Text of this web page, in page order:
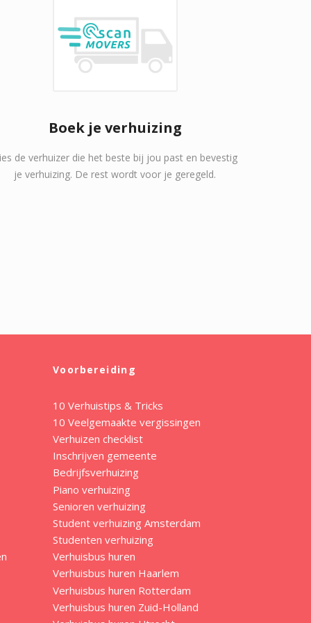
Boek je verhuizing
de verhuizer die het beste bij jou past en bevestig
je verhuizing. De rest wordt voor je geregeld.
Voorbereiding
10 Verhuistips & Tricks
10 Veelgemaakte vergissingen
Verhuizen checklist
Inschrijven gemeente
Bedrijfsverhuizing
Piano verhuizing
Senioren verhuizing
Student verhuizing Amsterdam
Studenten verhuizing
Verhuisbus huren
Verhuisbus huren Haarlem
Verhuisbus huren Rotterdam
Verhuisbus huren Zuid-Holland